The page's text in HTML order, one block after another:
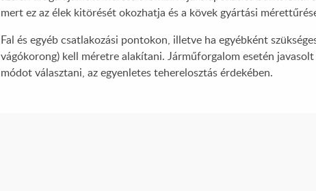
mert ez az élek kitörését okozhatja és a kövek gyártási
Fal és egyéb csatlakozási pontokon, illetve ha egyébként
vágókorong) kell méretre alakítani. Járműforgalom esetén
módot választani, az egyenletes teherelosztás érdekében.